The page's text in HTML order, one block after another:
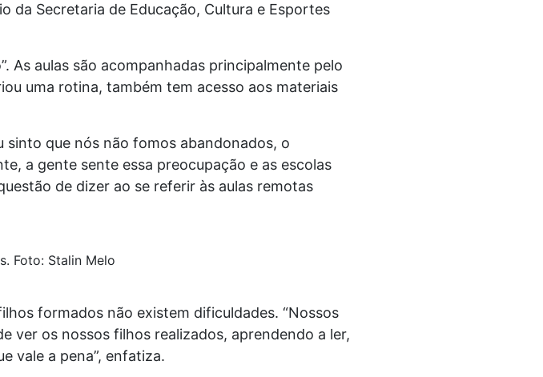
da Secretaria de Educação, Cultura e Esportes
As aulas são acompanhadas principalmente pelo
uma rotina, também tem acesso aos materiais
sinto que nós não fomos abandonados, o
a gente sente essa preocupação e as escolas
de dizer ao se referir às aulas remotas
Foto: Stalin Melo
formados não existem dificuldades. “Nossos
ver os nossos filhos realizados, aprendendo a ler,
vale a pena”, enfatiza.